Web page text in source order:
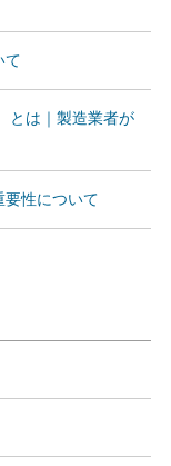
て
とは｜製造業者が
性について